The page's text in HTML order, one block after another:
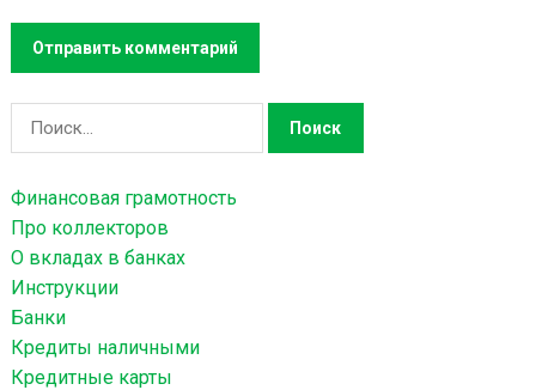
а
т
и
:
Финансовая грамотность
Про коллекторов
О вкладах в банках
Инструкции
Банки
Кредиты наличными
Кредитные карты